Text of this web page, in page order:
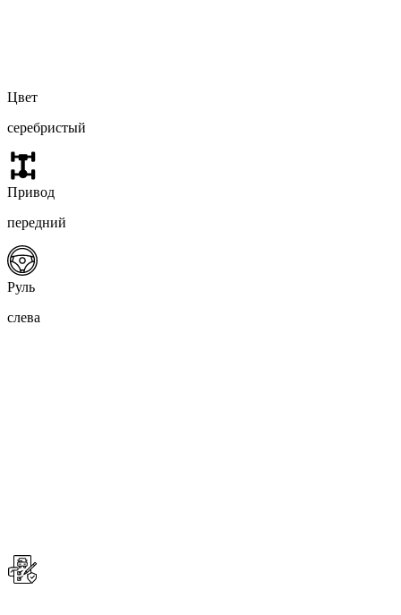
Цвет
серебристый
Привод
передний
Руль
слева